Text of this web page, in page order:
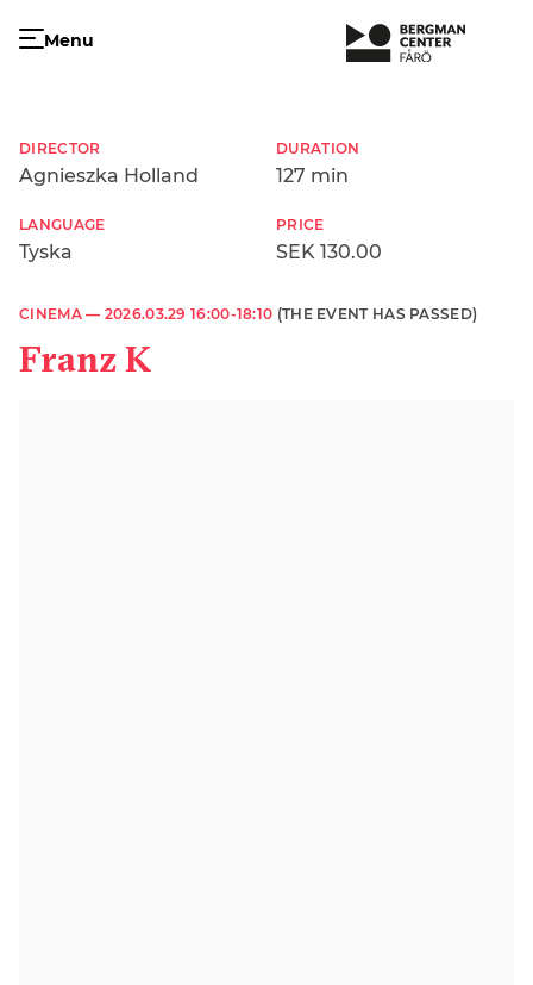
Menu
DIRECTOR
Agnieszka Holland
DURATION
127 min
LANGUAGE
Tyska
PRICE
SEK 130.00
CINEMA — 2026.03.29 16:00-18:10 (THE EVENT HAS PASSED)
Franz K